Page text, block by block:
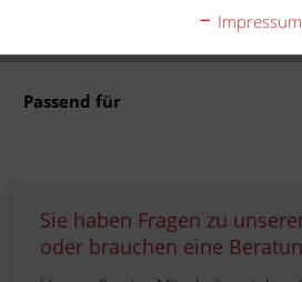
Kettenkit bzw. Kettensatz für
Passend für
Sie haben Fragen zu
oder brauchen eine
Impressum